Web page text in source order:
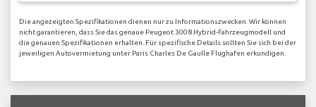
Die angezeigten Spezifikationen dienen nur zu Informationszwecken. Wir können
nicht garantieren, dass Sie das genaue Peugeot 3008 Hybrid-Fahrzeugmodell und
die genauen Spezifikationen erhalten. Für spezifische Details sollten Sie sich bei der
jeweiligen Autovermietung unter Paris Charles De Gaulle Flughafen erkundigen.